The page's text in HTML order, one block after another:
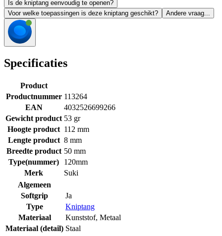
Is de kniptang eenvoudig te openen?
Voor welke toepassingen is deze kniptang geschikt?
Andere vraag...
Specificaties
Product
Productnummer 113264
EAN
4032526699266
Gewicht product 53 gr
Hoogte product 112 mm
Lengte product 8 mm
Breedte product 50 mm
Type(nummer)
120mm
Merk
Suki
Algemeen
Softgrip
Ja
Type
Kniptang
Materiaal
Kunststof, Metaal
Materiaal (detail) Staal